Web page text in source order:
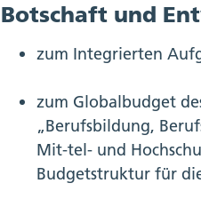
Botschaft und
zum Integrierten
zum Globalbudget
„Berufsbildung,
Mit-tel- und
Budgetstruktur für